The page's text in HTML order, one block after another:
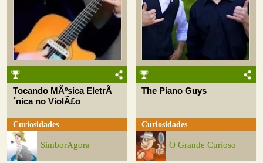
Tocando MÃºsica EletrÃ
´nica no ViolÃ£o
Curiosidades
SimborAgora
The Piano Guys
Curiosidades
O Grande Curioso